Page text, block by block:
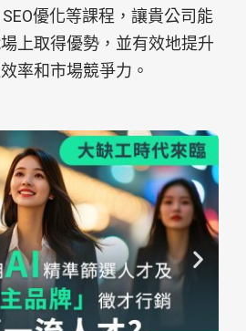
優化等課程，讓貴公司能
上取得優勢，並有效地提升
率和市場競爭力。